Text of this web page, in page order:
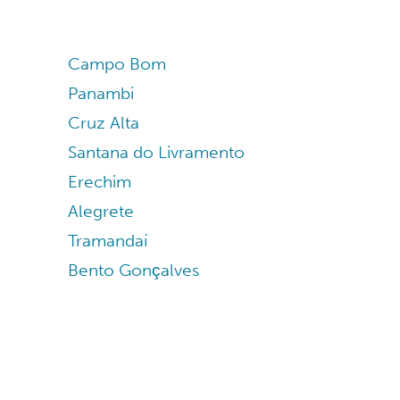
Campo Bom
Panambi
Cruz Alta
Santana do Livramento
Erechim
Alegrete
Tramandaí
Bento Gonçalves